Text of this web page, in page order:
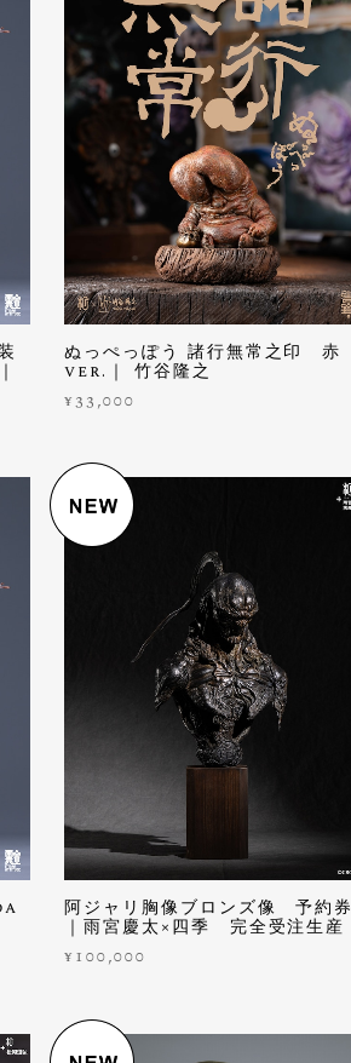
ぬっぺっぽう 諸行無常之印 赤
ver.｜ 竹谷隆之
¥33,000
阿ジャリ胸像ブロンズ像 予約券
｜雨宮慶太×四季 完全受注生産
¥100,000